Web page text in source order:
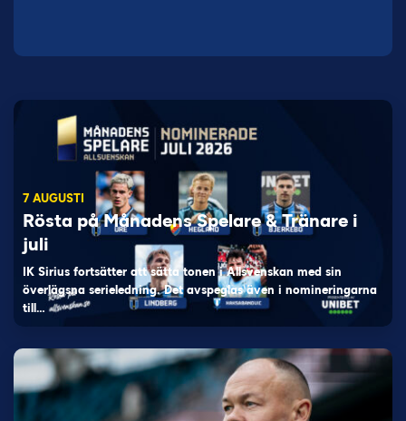
7 AUGUSTI
Rösta på Månadens Spelare & Tränare i
juli
IK Sirius fortsätter att sätta tonen i Allsvenskan med sin
överlägsna serieledning. Det avspeglas även i nomineringarna
till…